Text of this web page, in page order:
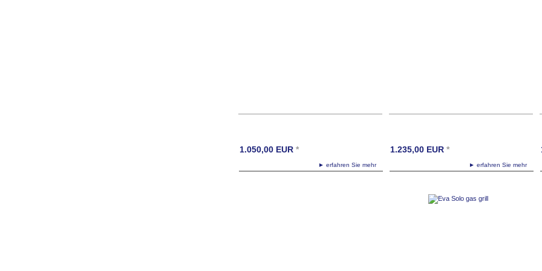
► erfahren Sie mehr
1.050,00 EUR *
► erfahren Sie mehr
1.235,00 EUR *